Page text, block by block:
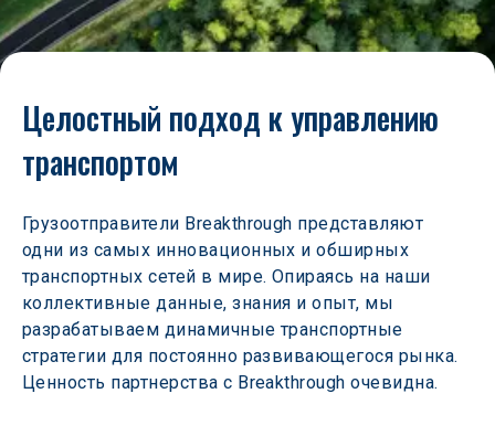
Целостный подход к управлению
транспортом
Грузоотправители Breakthrough представляют
одни из самых инновационных и обширных
транспортных сетей в мире. Опираясь на наши
коллективные данные, знания и опыт, мы
разрабатываем динамичные транспортные
стратегии для постоянно развивающегося рынка.
Ценность партнерства с Breakthrough очевидна.